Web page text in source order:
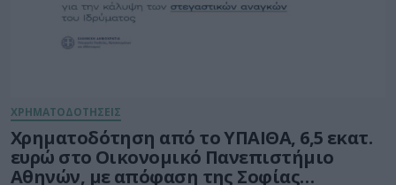
ΧΡΗΜΑΤΟΔΟΤΗΣΕΙΣ
Χρηματοδότηση από το ΥΠΑΙΘΑ, 6,5 εκατ.
ευρώ στο Οικονομικό Πανεπιστήμιο
Αθηνών, με απόφαση της Σοφίας